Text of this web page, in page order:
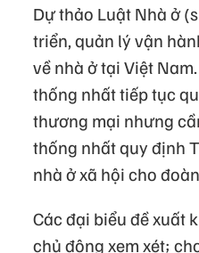
Dự thảo Luật Nhà ở
triển, quản lý vận
về nhà ở tại Việt
thống nhất tiếp tục
thương mại nhưng
thống nhất quy định
nhà ở xã hội cho
Các đại biểu đề xuất
chủ động xem xét;